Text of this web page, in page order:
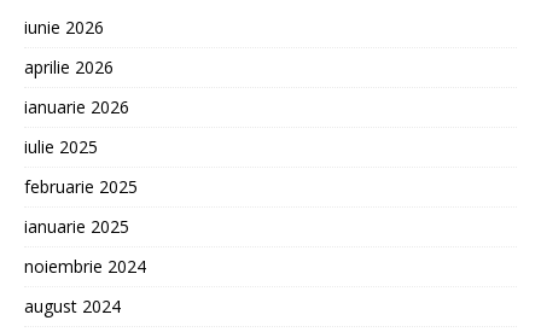
iunie 2026
aprilie 2026
ianuarie 2026
iulie 2025
februarie 2025
ianuarie 2025
noiembrie 2024
august 2024